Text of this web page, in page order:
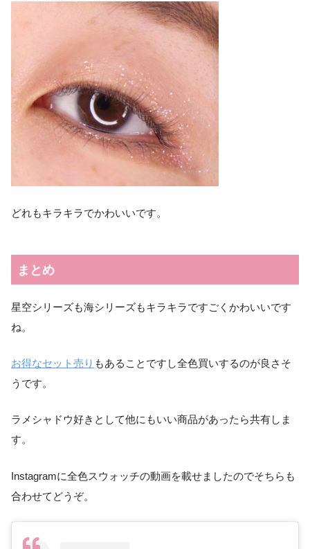
どれもキラキラでかわいいです。
まとめ
星空シリーズも海シリーズもキラキラですごくかわいいです
ね。
お得なセット売り もあることですし全色買いするのが良さそ
うです。
ラメシャドウ好きとして他にもいい商品があったら共有しま
す。
Instagramに全色スウォッチの動画を載せましたのでそちらも
合わせてどうぞ。